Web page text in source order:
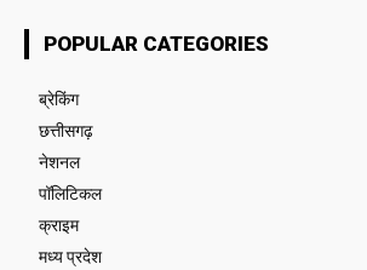
POPULAR CATEGORIES
ब्रेकिंग
छत्तीसगढ़
नेशनल
पॉलिटिकल
क्राइम
मध्य प्रदेश